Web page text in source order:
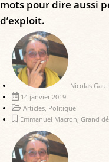
mots pour dire aussi
d’exploit.
Nicolas
14 janvier 2019
Articles Politique
Emmanuel Macron Grand